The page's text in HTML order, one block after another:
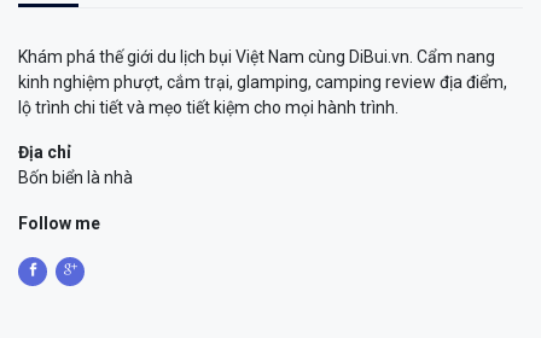
Khám phá thế giới du lịch bụi Việt Nam cùng DiBui.vn. Cẩm nang
kinh nghiệm phượt, cắm trại, glamping, camping review địa điểm,
lộ trình chi tiết và mẹo tiết kiệm cho mọi hành trình.
Địa chỉ
Bốn biển là nhà
Follow me